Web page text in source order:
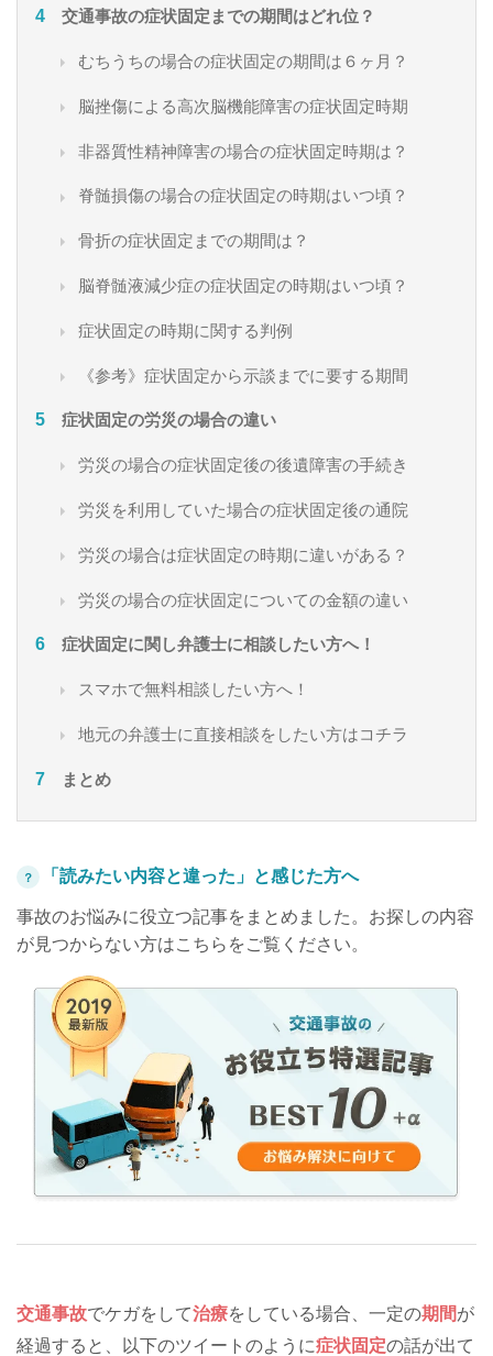
交通事故の症状固定までの期間はどれ位？
むちうちの場合の症状固定の期間は６ヶ月？
脳挫傷による高次脳機能障害の症状固定時期
非器質性精神障害の場合の症状固定時期は？
脊髄損傷の場合の症状固定の時期はいつ頃？
骨折の症状固定までの期間は？
脳脊髄液減少症の症状固定の時期はいつ頃？
症状固定の時期に関する判例
《参考》症状固定から示談までに要する期間
症状固定の労災の場合の違い
労災の場合の症状固定後の後遺障害の手続き
労災を利用していた場合の症状固定後の通院
労災の場合は症状固定の時期に違いがある？
労災の場合の症状固定についての金額の違い
症状固定に関し弁護士に相談したい方へ！
スマホで無料相談したい方へ！
地元の弁護士に直接相談をしたい方はコチラ
まとめ
？ 「読みたい内容と違った」と感じた方へ
事故のお悩みに役立つ記事をまとめました。お探しの内容
が見つからない方はこちらをご覧ください。
交通事故でケガをして治療をしている場合、一定の期間が
経過すると、以下のツイートのように症状固定の話が出て